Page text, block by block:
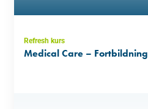
Refresh kurs
Medical Care – Fortbildning